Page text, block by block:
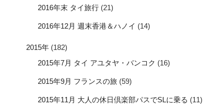
2016年末 タイ旅行 (21)
2016年12月 週末香港＆ハノイ (14)
2015年 (182)
2015年7月 タイ アユタヤ・バンコク (16)
2015年9月 フランスの旅 (59)
2015年11月 大人の休日倶楽部パスでSLに乗る (11)